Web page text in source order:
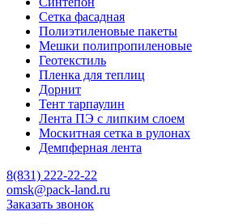
Сетка фасадная
Полиэтиленовые пакеты
Мешки полипропиленовые
Геотекстиль
Пленка для теплиц
Дорнит
Тент тарпаулин
Лента ПЭ с липким слоем
Москитная сетка в рулонах
Демпферная лента
8(831) 222-22-22
omsk@pack-land.ru
Заказать звонок